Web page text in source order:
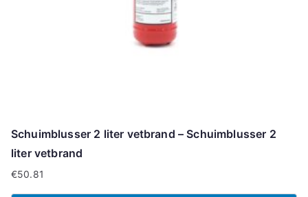
Schuimblusser 2 liter vetbrand – Schuimblusser 2
liter vetbrand
€50.81